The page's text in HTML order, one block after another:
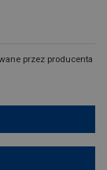
przez producenta